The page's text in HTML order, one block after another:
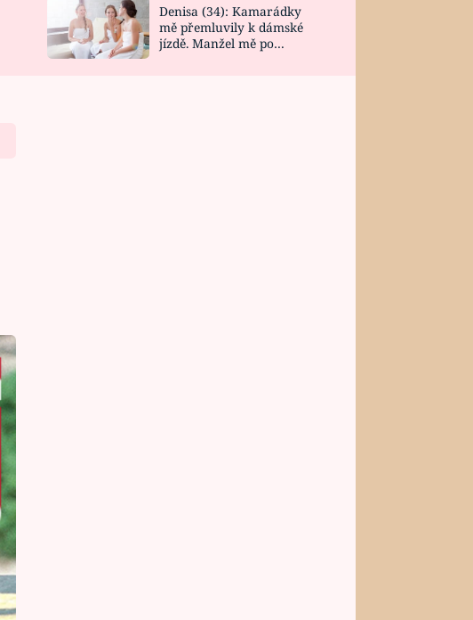
DESIGN
Denisa (34): Kamarádky
mě přemluvily k dámské
jízdě. Manžel mě po